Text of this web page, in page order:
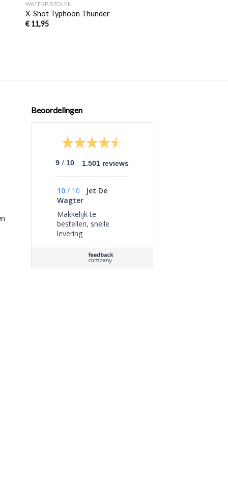
WATERPISTOLEN
X-Shot Typhoon Thunder
€11,95
Beoordelingen
9 / 10 1.501 reviews
10 / 10
Jet De
Wagter
Makkelijk te
bestellen, snelle
levering